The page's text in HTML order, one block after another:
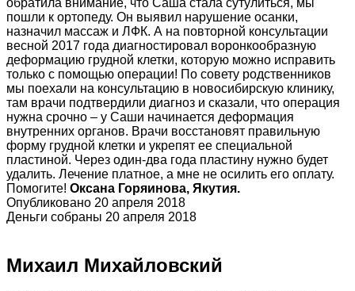
пошли к ортопеду. Он выявил нарушение осанки,
назначил массаж и ЛФК. А на повторной консультации
весной 2017 года диагностировал воронкообразную
деформацию грудной клетки, которую можно исправить
только с помощью операции! По совету родственников
мы поехали на консультацию в новосибирскую клинику,
там врачи подтвердили диагноз и сказали, что операция
нужна срочно – у Саши начинается деформация
внутренних органов. Врачи восстановят правильную
форму грудной клетки и укрепят ее специальной
пластиной. Через один-два года пластину нужно будет
удалить. Лечение платное, а мне не осилить его оплату.
Помогите! Оксана Горяинова, Якутия.
Опубликовано 20 апреля 2018
Деньги собраны 20 апреля 2018
Михаил Михайловский